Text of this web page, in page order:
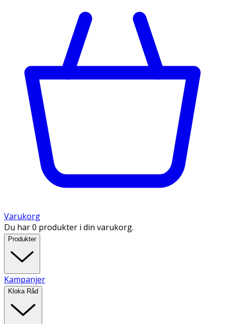
Varukorg
Du har 0 produkter i din varukorg.
Produkter
Kampanjer
Kloka Råd